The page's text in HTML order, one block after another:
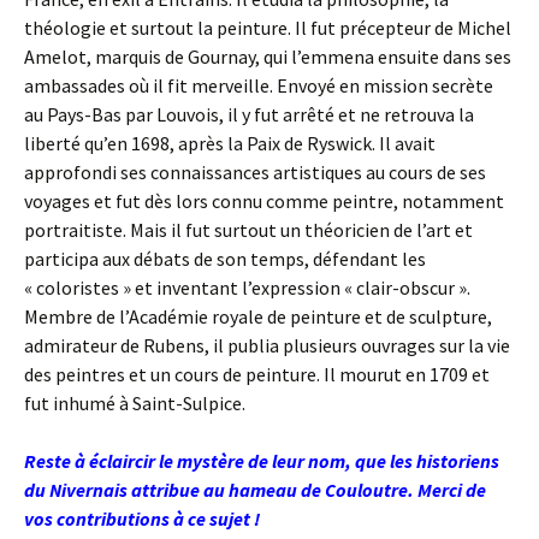
théologie et surtout la peinture. Il fut précepteur de Michel
Amelot, marquis de Gournay, qui l’emmena ensuite dans ses
ambassades où il fit merveille. Envoyé en mission secrète
au Pays-Bas par Louvois, il y fut arrêté et ne retrouva la
liberté qu’en 1698, après la Paix de Ryswick. Il avait
approfondi ses connaissances artistiques au cours de ses
voyages et fut dès lors connu comme peintre, notamment
portraitiste. Mais il fut surtout un théoricien de l’art et
participa aux débats de son temps, défendant les
« coloristes » et inventant l’expression « clair-obscur ».
Membre de l’Académie royale de peinture et de sculpture,
admirateur de Rubens, il publia plusieurs ouvrages sur la vie
des peintres et un cours de peinture. Il mourut en 1709 et
fut inhumé à Saint-Sulpice.
Reste à éclaircir le mystère de leur nom, que les historiens
du Nivernais attribue au hameau de Couloutre. Merci de
vos contributions à ce sujet !